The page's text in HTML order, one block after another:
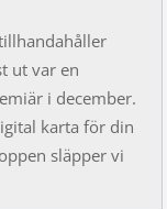
ut var en
i december.
karta för din
släpper vi